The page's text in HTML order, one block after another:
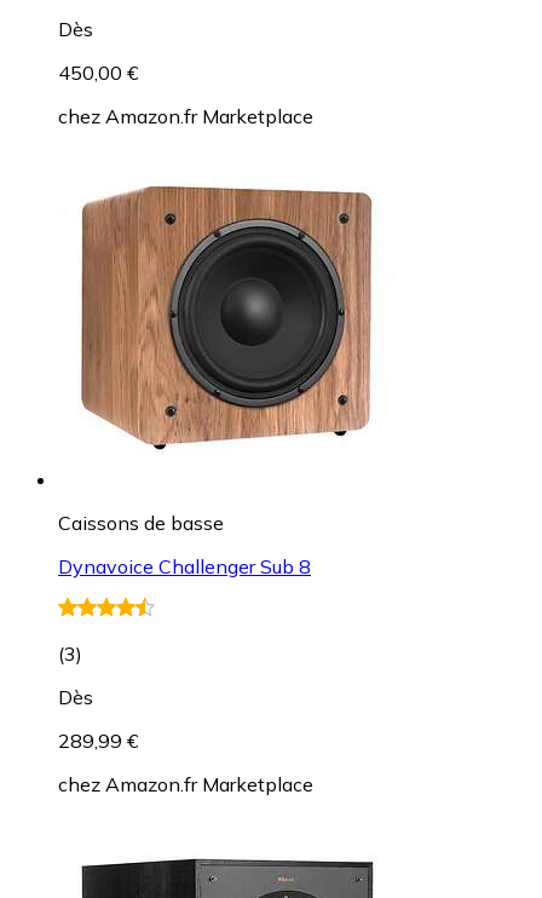
Dès
450,00 €
chez Amazon.fr Marketplace
Caissons de basse
Dynavoice Challenger Sub 8
(3)
Dès
289,99 €
chez Amazon.fr Marketplace